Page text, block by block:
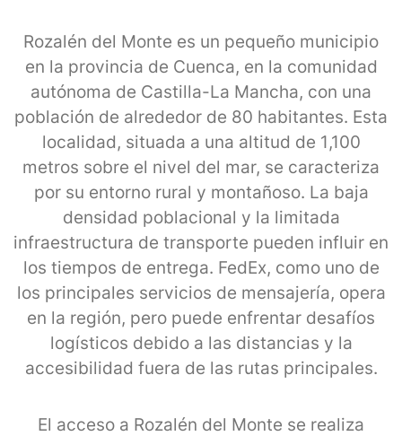
Rozalén del Monte es un pequeño municipio
en la provincia de Cuenca, en la comunidad
autónoma de Castilla-La Mancha, con una
población de alrededor de 80 habitantes. Esta
localidad, situada a una altitud de 1,100
metros sobre el nivel del mar, se caracteriza
por su entorno rural y montañoso. La baja
densidad poblacional y la limitada
infraestructura de transporte pueden influir en
los tiempos de entrega. FedEx, como uno de
los principales servicios de mensajería, opera
en la región, pero puede enfrentar desafíos
logísticos debido a las distancias y la
accesibilidad fuera de las rutas principales.
El acceso a Rozalén del Monte se realiza